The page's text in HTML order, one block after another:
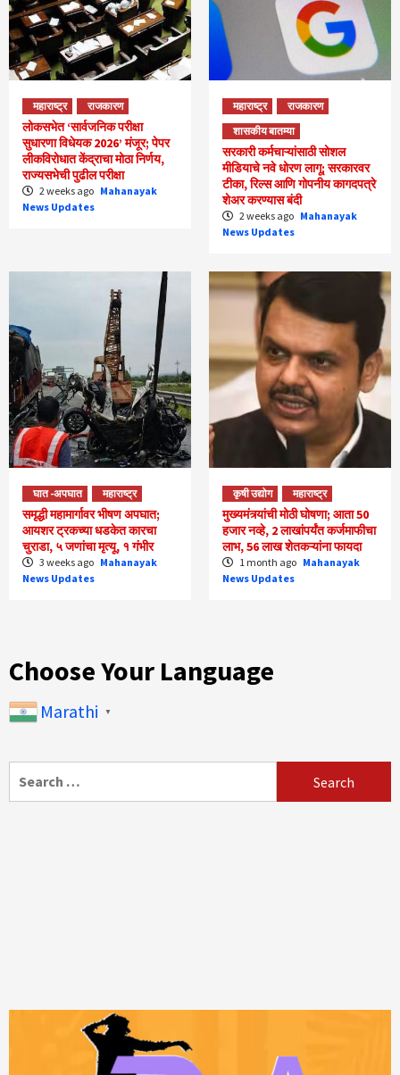
महाराष्ट्र राजकारण
लोकसभेत ‘सार्वजनिक परीक्षा
सुधारणा विधेयक 2026’ मंजूर; पेपर
लीकविरोधात केंद्राचा मोठा निर्णय,
राज्यसभेची पुढील परीक्षा
2 weeks ago Mahanayak
News Updates
महाराष्ट्र
राजकारण
शासकीय बातम्या
सरकारी कर्मचाऱ्यांसाठी सोशल
मीडियाचे नवे धोरण लागू; सरकारवर
टीका, रिल्स आणि गोपनीय कागदपत्रे
शेअर करण्यास बंदी
2 weeks ago Mahanayak
News Updates
घात -अपघात महाराष्ट्र
समृद्धी महामार्गावर भीषण अपघात;
आयशर ट्रकच्या धडकेत कारचा
चुराडा, ५ जणांचा मृत्यू, १ गंभीर
3 weeks ago Mahanayak
News Updates
कृषी उद्योग महाराष्ट्र
मुख्यमंत्र्यांची मोठी घोषणा; आता 50
हजार नव्हे, 2 लाखांपर्यंत कर्जमाफीचा
लाभ, 56 लाख शेतकऱ्यांना फायदा
1 month ago Mahanayak
News Updates
Choose Your Language
Marathi ▼